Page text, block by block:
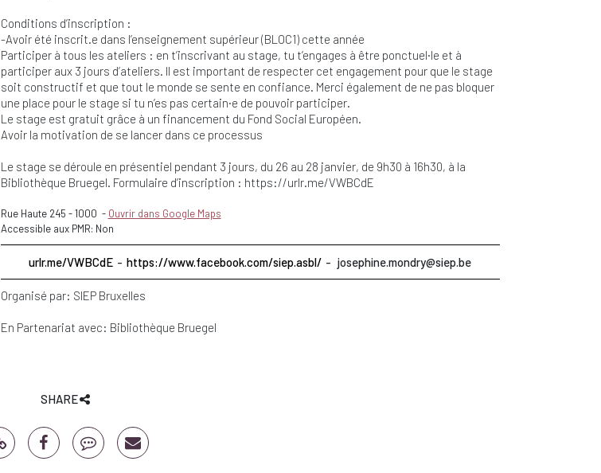
Conditions d’inscription :
-Avoir été inscrit.e dans l’enseignement supérieur (BLOC1) cette année
Participer à tous les ateliers : en t’inscrivant au stage, tu t’engages à être ponctuel·le et à
participer aux 3 jours d’ateliers. Il est important de respecter cet engagement pour que le stage
soit constructif et que tout le monde se sente en confiance. Merci également de ne pas bloquer
une place pour le stage si tu n’es pas certain·e de pouvoir participer.
Le stage est gratuit grâce à un financement du Fond Social Européen.
Avoir la motivation de se lancer dans ce processus
Le stage se déroule en présentiel pendant 3 jours, du 26 au 28 janvier, de 9h30 à 16h30, à la
Bibliothèque Bruegel. Formulaire d’inscription : https://urlr.me/VWBCdE
Rue Haute 245 - 1000 - Ouvrir dans Google Maps
Accessible aux PMR: Non
urlr.me/VWBCdE https://www.facebook.com/siep.asbl/ josephine.mondry@siep.be
Organisé par: SIEP Bruxelles
En Partenariat avec: Bibliothèque Bruegel
SHARE